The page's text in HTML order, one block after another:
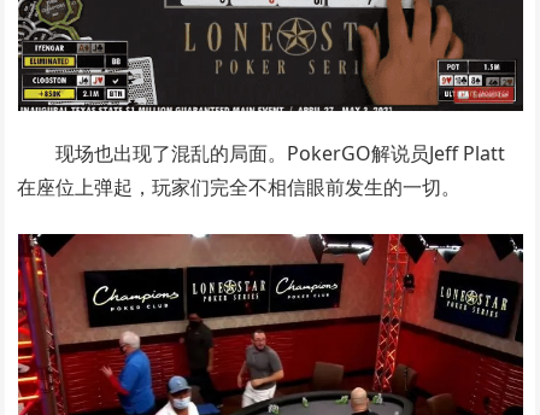
现场也出现了混乱的局面。PokerGO解说员Jeff Platt
在座位上弹起，玩家们完全不相信眼前发生的一切。